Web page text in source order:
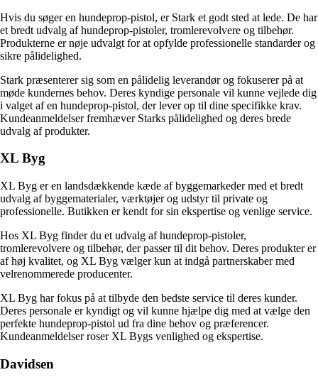
Hvis du søger en hundeprop-pistol, er Stark et godt sted at lede. De har
et bredt udvalg af hundeprop-pistoler, tromlerevolvere og tilbehør.
Produkterne er nøje udvalgt for at opfylde professionelle standarder og
sikre pålidelighed.
Stark præsenterer sig som en pålidelig leverandør og fokuserer på at
møde kundernes behov. Deres kyndige personale vil kunne vejlede dig
i valget af en hundeprop-pistol, der lever op til dine specifikke krav.
Kundeanmeldelser fremhæver Starks pålidelighed og deres brede
udvalg af produkter.
XL Byg
XL Byg er en landsdækkende kæde af byggemarkeder med et bredt
udvalg af byggematerialer, værktøjer og udstyr til private og
professionelle. Butikken er kendt for sin ekspertise og venlige service.
Hos XL Byg finder du et udvalg af hundeprop-pistoler,
tromlerevolvere og tilbehør, der passer til dit behov. Deres produkter er
af høj kvalitet, og XL Byg vælger kun at indgå partnerskaber med
velrenommerede producenter.
XL Byg har fokus på at tilbyde den bedste service til deres kunder.
Deres personale er kyndigt og vil kunne hjælpe dig med at vælge den
perfekte hundeprop-pistol ud fra dine behov og præferencer.
Kundeanmeldelser roser XL Bygs venlighed og ekspertise.
Davidsen